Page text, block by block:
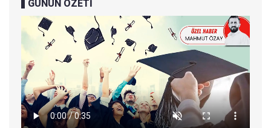
GÜNÜN ÖZETİ